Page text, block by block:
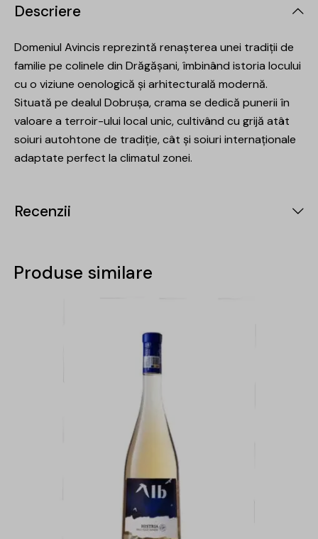
Descriere
Domeniul Avincis reprezintă renașterea unei tradiții de
familie pe colinele din Drăgășani, îmbinând istoria locului
cu o viziune oenologică și arhitecturală modernă.
Situată pe dealul Dobrușa, crama se dedică punerii în
valoare a terroir-ului local unic, cultivând cu grijă atât
soiuri autohtone de tradiție, cât și soiuri internaționale
adaptate perfect la climatul zonei.
Recenzii
Produse similare